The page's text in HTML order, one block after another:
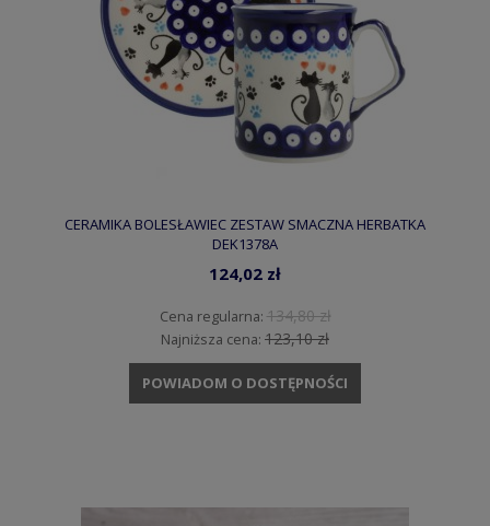
CERAMIKA BOLESŁAWIEC ZESTAW SMACZNA HERBATKA
DEK1378A
124,02 zł
Cena regularna: 134,80 zł
Najniższa cena: 123,10 zł
POWIADOM O DOSTĘPNOŚCI